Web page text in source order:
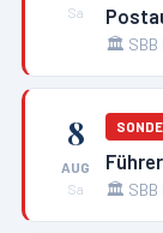
Sa
🏛️
8
AUG
Sa
🏛️